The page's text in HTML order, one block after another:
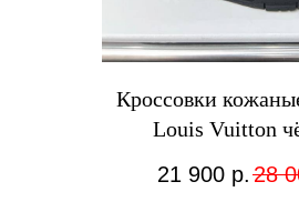
Кроссовки
Louis Vuitton
21 900 р. 28